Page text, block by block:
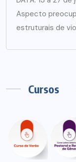
Aspecto
estruturais de
Cursos